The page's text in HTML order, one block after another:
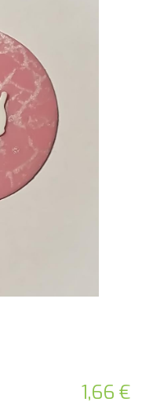
1,66 €